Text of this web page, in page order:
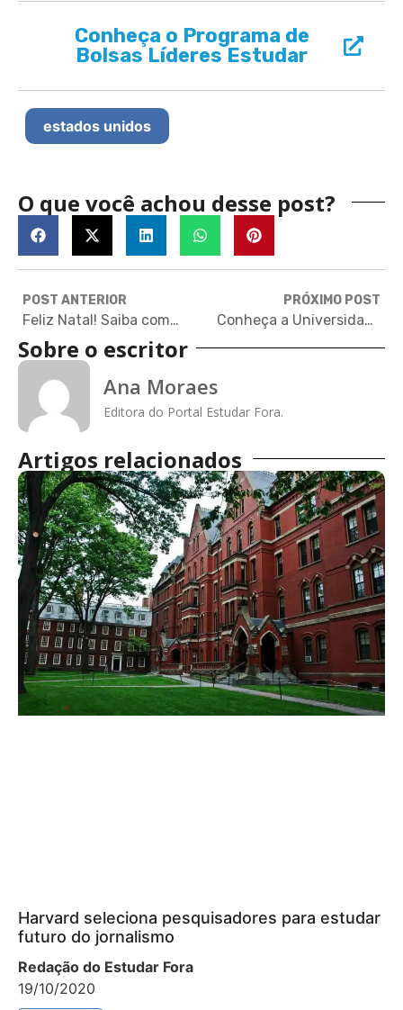
Conheça o Programa de
Bolsas Líderes Estudar
estados unidos
O que você achou desse post?
POST ANTERIOR
Feliz Natal! Saiba como a data é comemorada em outros países
PRÓXIMO POST
Conheça a Universidade Columbia, membro da Ivy League que concentra mais prêmios Nobel
Sobre o escritor
Ana Moraes
Editora do Portal Estudar Fora.
Artigos relacionados
Harvard seleciona pesquisadores para estudar
futuro do jornalismo
Redação do Estudar Fora
19/10/2020